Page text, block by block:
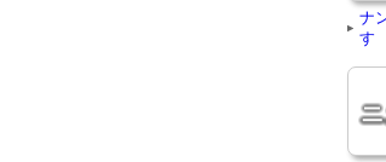
ナ
す